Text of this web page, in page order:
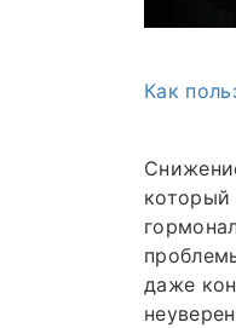
Как
который
даже